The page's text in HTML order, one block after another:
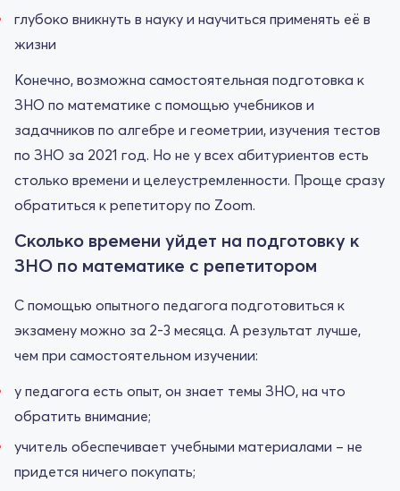
глубоко вникнуть в науку и научиться применять её в
жизни
Конечно, возможна самостоятельная подготовка к
ЗНО по математике с помощью учебников и
задачников по алгебре и геометрии, изучения тестов
по ЗНО за 2021 год. Но не у всех абитуриентов есть
столько времени и целеустремленности. Проще сразу
обратиться к репетитору по Zoom.
Сколько времени уйдет на подготовку к
ЗНО по математике с репетитором
С помощью опытного педагога подготовиться к
экзамену можно за 2-3 месяца. А результат лучше,
чем при самостоятельном изучении:
у педагога есть опыт, он знает темы ЗНО, на что
обратить внимание;
учитель обеспечивает учебными материалами – не
придется ничего покупать;